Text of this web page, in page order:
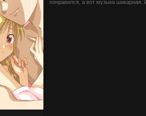
понравился, а вот музыка шикарная.